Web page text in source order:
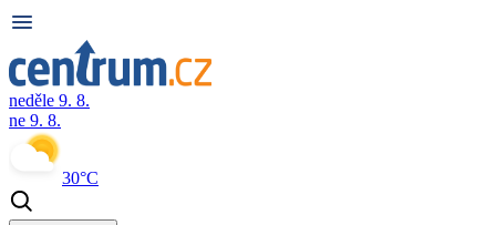
neděle 9. 8.
ne 9. 8.
30°C